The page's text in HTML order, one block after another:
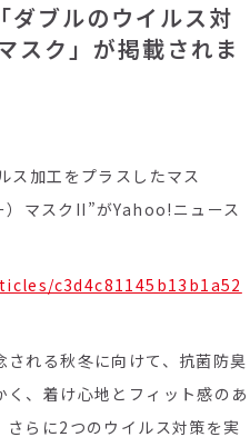
ブルのウイルス対
スク」が掲載されま
ス加工をプラスしたマス
マスクII”がYahoo!ニュース
c3d4c81145b13b1a52
れる秋冬に向けて、抗菌防臭
、着け心地とフィット感のあ
らに2つのウイルス対策を実